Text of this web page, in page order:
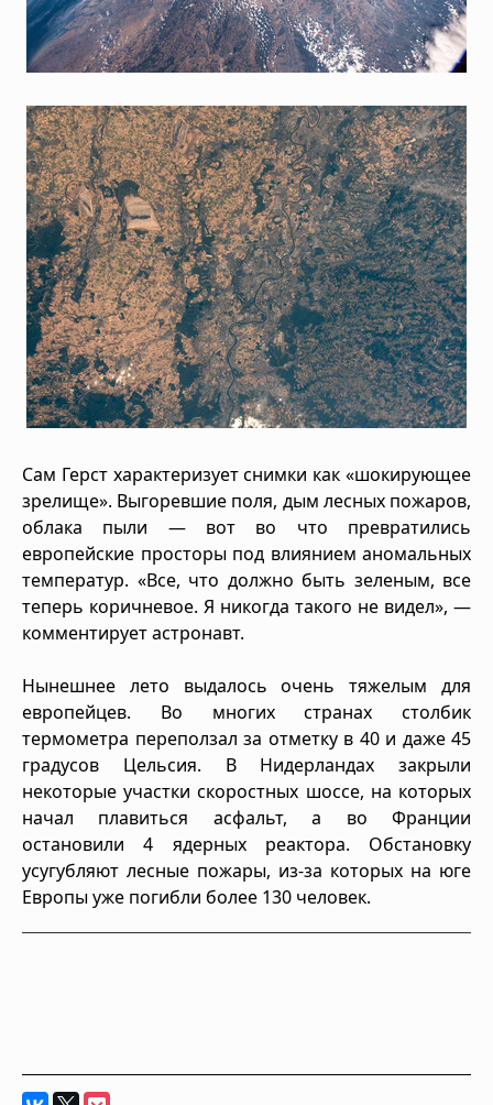
Сам Герст характеризует снимки как «шокирующее
зрелище». Выгоревшие поля, дым лесных пожаров,
облака пыли — вот во что превратились
европейские просторы под влиянием аномальных
температур. «Все, что должно быть зеленым, все
теперь коричневое. Я никогда такого не видел», —
комментирует астронавт.
Нынешнее лето выдалось очень тяжелым для
европейцев. Во многих странах столбик
термометра переползал за отметку в 40 и даже 45
градусов Цельсия. В Нидерландах закрыли
некоторые участки скоростных шоссе, на которых
начал плавиться асфальт, а во Франции
остановили 4 ядерных реактора. Обстановку
усугубляют лесные пожары, из-за которых на юге
Европы уже погибли более 130 человек.